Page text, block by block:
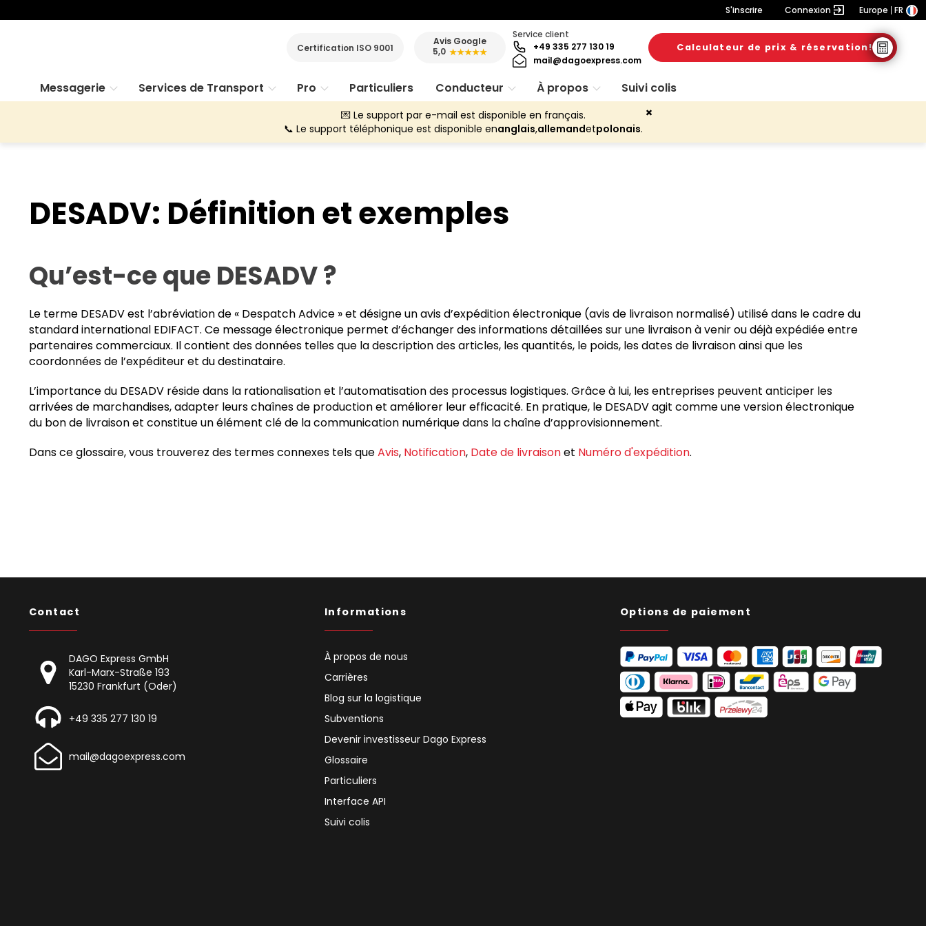
S'inscrire Connexion Europe FR
Certification ISO 9001
Avis Google
5,0 ★★★★★
Service client
+49 335 277 130 19
mail@dagoexpress.com
Calculateur de prix & réservation!
Messagerie Services de Transport Pro Particuliers Conducteur À propos Suivi colis
💌 Le support par e-mail est disponible en français.
📞 Le support téléphonique est disponible enanglais,allemandetpolonais.
DESADV: Définition et exemples
Qu’est-ce que DESADV ?
Le terme DESADV est l’abréviation de « Despatch Advice » et désigne un avis d’expédition électronique (avis de livraison normalisé) utilisé dans le cadre du
standard international EDIFACT. Ce message électronique permet d’échanger des informations détaillées sur une livraison à venir ou déjà expédiée entre
partenaires commerciaux. Il contient des données telles que la description des articles, les quantités, le poids, les dates de livraison ainsi que les
coordonnées de l’expéditeur et du destinataire.
L’importance du DESADV réside dans la rationalisation et l’automatisation des processus logistiques. Grâce à lui, les entreprises peuvent anticiper les
arrivées de marchandises, adapter leurs chaînes de production et améliorer leur efficacité. En pratique, le DESADV agit comme une version électronique
du bon de livraison et constitue un élément clé de la communication numérique dans la chaîne d’approvisionnement.
Dans ce glossaire, vous trouverez des termes connexes tels queAvis, Notification, Date de livraisonet Numéro d'expédition.
Contact
DAGO Express GmbH
Karl-Marx-Straße 193
15230 Frankfurt (Oder)
+49 335 277 130 19
mail@dagoexpress.com
Informations
À propos de nous
Carrières
Blog sur la logistique
Subventions
Devenir investisseur Dago Express
Glossaire
Particuliers
Interface API
Suivi colis
Options de paiement